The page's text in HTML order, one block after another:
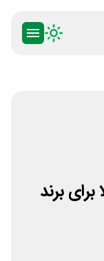
برای برند